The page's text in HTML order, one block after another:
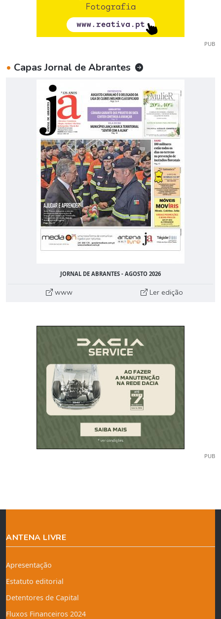
PUB
• Capas Jornal de Abrantes
JORNAL DE ABRANTES - AGOSTO 2026
www Ler edição
PUB
ANTENA LIVRE
Apresentação
Estatuto editorial
Detentores de Capital
Fluxos Financeiros 2024